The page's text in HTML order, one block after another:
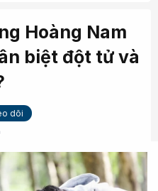
Hoàng Nam
biệt đột tử và
dõi